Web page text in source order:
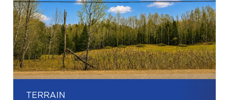
TERRAIN